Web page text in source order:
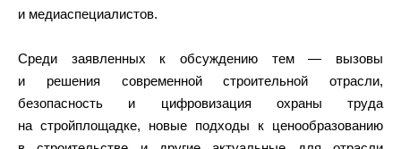
и медиаспециалистов.
Среди заявленных к обсуждению тем — вызовы
и решения современной строительной отрасли,
безопасность и цифровизация охраны труда
на стройплощадке, новые подходы к ценообразованию